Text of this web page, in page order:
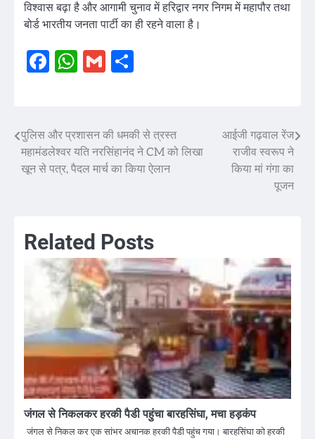
विश्वास बढ़ा है और आगामी चुनाव में हरिद्वार नगर निगम में महापौर तथा
बोर्ड भारतीय जनता पार्टी का ही रहने वाला है।
Facebook
WhatsApp
Gmail
Post
navigation
पुलिस और प्रशासन की धमकी से त्रस्त
महामंडलेश्वर यति नरसिंहानंद ने CM को लिखा
खून से पत्र, पैदल मार्च का किया ऐलान
आईजी गढ़वाल रेंज
राजीव स्वरूप ने
किया मां गंगा का
पूजन
Related Posts
जंगल से निकलकर हरकी पैडी पहुंचा बारहसिंघा, मचा हड़कंप
जंगल से निकल कर एक सांभर अचानक हरकी पैडी पहुंच गया। बारहसिंघा को हरकी